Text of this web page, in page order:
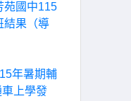
苑國中115
結果（導
年暑期輔
上學發